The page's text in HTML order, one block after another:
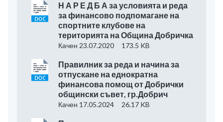
Н А Р Е Д Б А за условията и реда
за финансово подпомагане на
спортните клубове на
територията на Община Добричка
Качен 23.07.2020 173.5 KB
Правилник за реда и начина за
отпускане на еднократна
финансова помощ от Добрички
общински съвет, гр.Добрич
Качен 17.05.2024 26.17 KB